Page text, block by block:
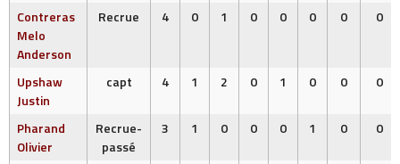
Contreras
Melo
Anderson
Recrue 4 0 1 0 0 0 0 0
Upshaw
Justin
capt 4 1 2 0 1 0 0 0
Pharand
Olivier
Recrue-
passé
3 1 0 0 0 1 0 0